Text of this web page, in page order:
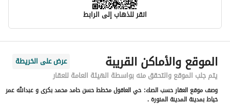
انقر للذهاب إلى الرابط
معلومات مسؤول الإعلان
اسم المسؤول
منصور بن علي بن محمد الهذيلي
رقم المسؤول
0553300006
الموقع والأماكن القريبة
عرض على الخريطة
يتم جلب الموقع والتحقق منه بواسطة الهيئة العامة للعقار
وصف موقع العقار حسب الصك: حي العاقول مخطط حسن حامد محمد بكرى و عبدالله عمر
خياط بمدينة المدينة المنورة .